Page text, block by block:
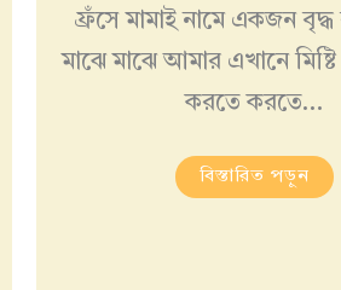
ফ্রঁসে মামাই নামে একজন বৃদ্ধ
মাঝে মাঝে আমার এখানে
করতে করতে…
বিস্তারিত পড়ুন